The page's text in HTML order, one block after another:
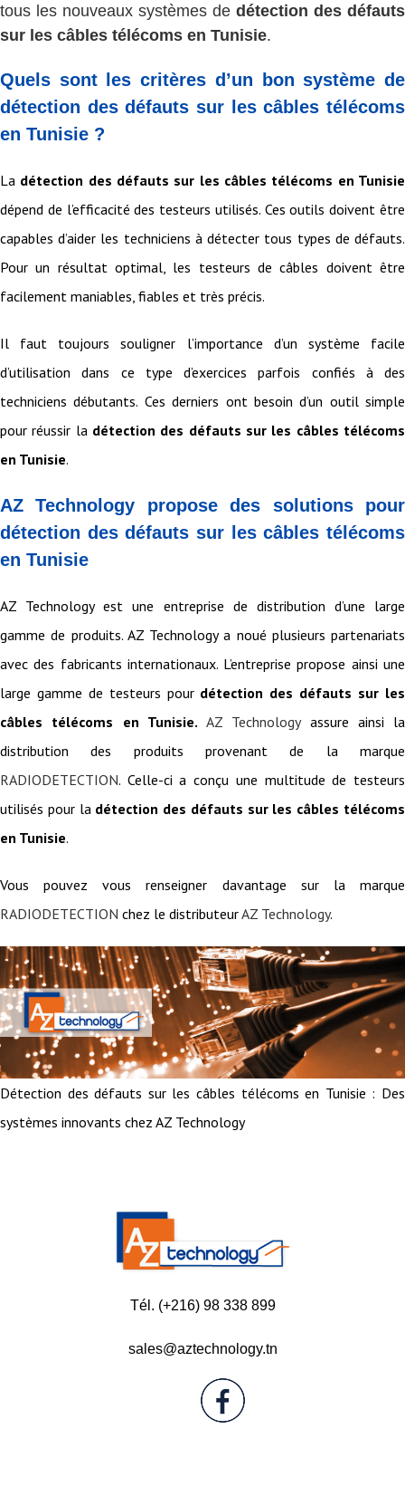
tous les nouveaux systèmes de détection des défauts
sur les câbles télécoms en Tunisie.
Quels sont les critères d’un bon système de
détection des défauts sur les câbles télécoms
en Tunisie ?
La détection des défauts sur les câbles télécoms en Tunisie
dépend de l’efficacité des testeurs utilisés. Ces outils doivent être
capables d’aider les techniciens à détecter tous types de défauts.
Pour un résultat optimal, les testeurs de câbles doivent être
facilement maniables, fiables et très précis.
Il faut toujours souligner l’importance d’un système facile
d’utilisation dans ce type d’exercices parfois confiés à des
techniciens débutants. Ces derniers ont besoin d’un outil simple
pour réussir la détection des défauts sur les câbles télécoms
en Tunisie.
AZ Technology propose des solutions pour
détection des défauts sur les câbles télécoms
en Tunisie
AZ Technology est une entreprise de distribution d’une large
gamme de produits. AZ Technology a noué plusieurs partenariats
avec des fabricants internationaux. L’entreprise propose ainsi une
large gamme de testeurs pour détection des défauts sur les
câbles télécoms en Tunisie. AZ Technologyassure ainsi la
distribution des produits provenant de la marque
RADIODETECTION. Celle-ci a conçu une multitude de testeurs
utilisés pour la détection des défauts sur les câbles télécoms
en Tunisie.
Vous pouvez vous renseigner davantage sur la marque
RADIODETECTION chez le distributeurAZ Technology.
Détection des défauts sur les câbles télécoms en Tunisie : Des
systèmes innovants chez AZ Technology
Tél. (+216) 98 338 899
sales@aztechnology.tn